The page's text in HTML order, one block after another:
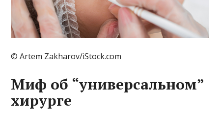
© Artem Zakharov/iStock.com
Миф об “универсальном”
хирурге